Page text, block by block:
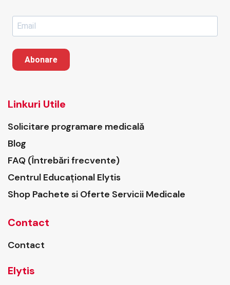
Abonare
Linkuri Utile
Solicitare programare medicală
Blog
FAQ (Întrebări frecvente)
Centrul Educațional Elytis
Shop Pachete si Oferte Servicii Medicale
Contact
Contact
Elytis